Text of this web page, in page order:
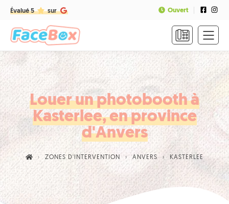
Évalué 5 sur Ouvert
ACCUEIL
FORMULES
TARIFS
FAQ
CONTACT
NOUS
APPELER
Louer un photobooth à
Kasterlee, en province
d'Anvers
ZONES D'INTERVENTION ANVERS KASTERLEE